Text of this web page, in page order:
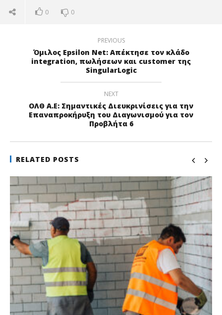
0 0
PREVIOUS
Όμιλος Epsilon Net: Απέκτησε τον κλάδο
integration, πωλήσεων και customer της
SingularLogic
NEXT
ΟΛΘ Α.Ε: Σημαντικές Διευκρινίσεις για την
Επαναπροκήρυξη του Διαγωνισμού για τον
Προβλήτα 6
RELATED POSTS